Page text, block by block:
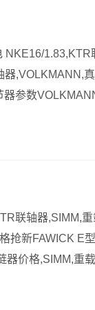
NKE16/1.83,KTR
,VOLKMANN,
参数
联轴器,SIMM,
抢新FAWICK E
价格,SIMM,重